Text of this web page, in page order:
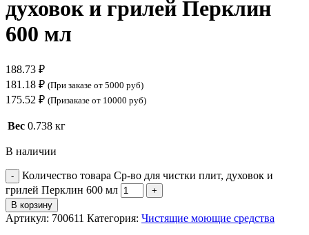
духовок и грилей Перклин
600 мл
188.73 ₽
181.18 ₽ (При заказе от 5000 руб)
175.52 ₽ (Призаказе от 10000 руб)
Вес 0.738 кг
В наличии
Количество товара Ср-во для чистки плит, духовок и
грилей Перклин 600 мл
В корзину
Артикул: 700611 Категория: Чистящие моющие средства